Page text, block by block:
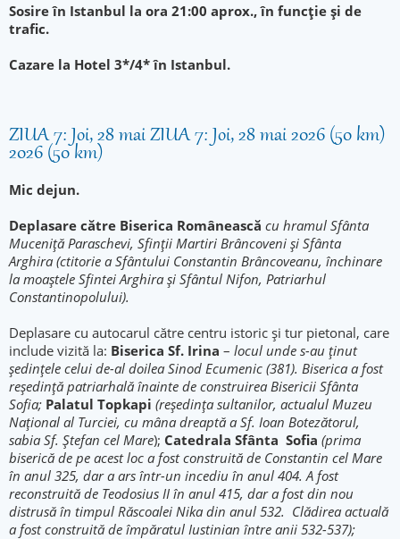
Sosire în Istanbul la ora 21:00 aprox., în funcție și de
trafic.
Cazare la Hotel 3*/4* în Istanbul.
ZIUA 7: Joi, 28 mai ZIUA 7: Joi, 28 mai 2026 (50 km)
2026 (50 km)
Mic dejun.
Deplasare către Biserica Românească cu hramul Sfânta
Muceniţă Paraschevi, Sfinţii Martiri Brâncoveni şi Sfânta
Arghira (ctitorie a Sfântului Constantin Brâncoveanu, închinare
la moaştele Sfintei Arghira şi Sfântul Nifon, Patriarhul
Constantinopolului).
Deplasare cu autocarul către centru istoric și tur pietonal, care
include vizită la: Biserica Sf. Irina – locul unde s-au ținut
ședințele celui de-al doilea Sinod Ecumenic (381). Biserica a fost
reședință patriarhală înainte de construirea Bisericii Sfânta
Sofia; Palatul Topkapi (reşedinţa sultanilor, actualul Muzeu
Naţional al Turciei, cu mâna dreaptă a Sf. Ioan Botezătorul,
sabia Sf. Ştefan cel Mare); Catedrala Sfânta Sofia (prima
biserică de pe acest loc a fost construită de Constantin cel Mare
în anul 325, dar a ars într-un incediu în anul 404. A fost
reconstruită de Teodosius II în anul 415, dar a fost din nou
distrusă în timpul Răscoalei Nika din anul 532. Clădirea actuală
a fost construită de împăratul Iustinian între anii 532-537);